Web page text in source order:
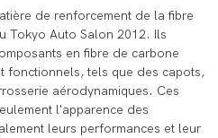
de renforcement de la fibre
Tokyo Auto Salon 2012. Ils
en fibre de carbone
fonctionnels, tels que des capots,
aérodynamiques. Ces
l'apparence des
leurs performances et leur